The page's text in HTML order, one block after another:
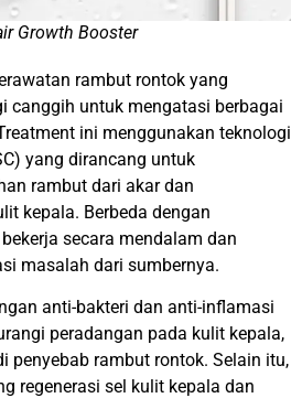
Growth Booster
rambut rontok yang
canggih untuk mengatasi berbagai
ini menggunakan teknologi
yang dirancang untuk
rambut dari akar dan
kepala. Berbeda dengan
secara mendalam dan
masalah dari sumbernya.
anti-bakteri dan anti-inflamasi
peradangan pada kulit kepala,
penyebab rambut rontok. Selain itu,
regenerasi sel kulit kepala dan